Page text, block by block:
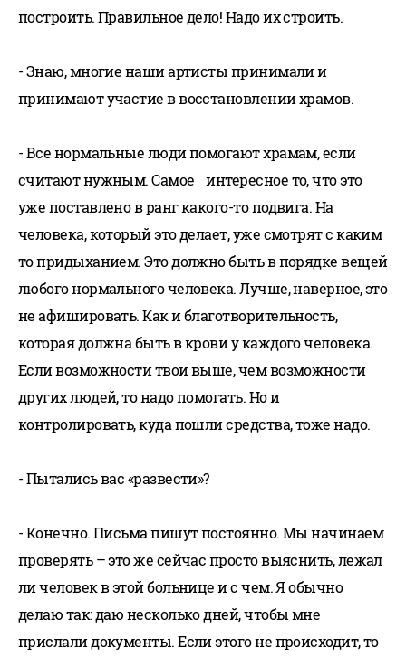
построить. Правильное дело! Надо их строить.
- Знаю, многие наши артисты принимали и
принимают участие в восстановлении храмов.
- Все нормальные люди помогают храмам, если
считают нужным. Самое интересное то, что это
уже поставлено в ранг какого-то подвига. На
человека, который это делает, уже смотрят с каким
то придыханием. Это должно быть в порядке вещей
любого нормального человека. Лучше, наверное, это
не афишировать. Как и благотворительность,
которая должна быть в крови у каждого человека.
Если возможности твои выше, чем возможности
других людей, то надо помогать. Но и
контролировать, куда пошли средства, тоже надо.
- Пытались вас «развести»?
- Конечно. Письма пишут постоянно. Мы начинаем
проверять – это же сейчас просто выяснить, лежал
ли человек в этой больнице и с чем. Я обычно
делаю так: даю несколько дней, чтобы мне
прислали документы. Если этого не происходит, то